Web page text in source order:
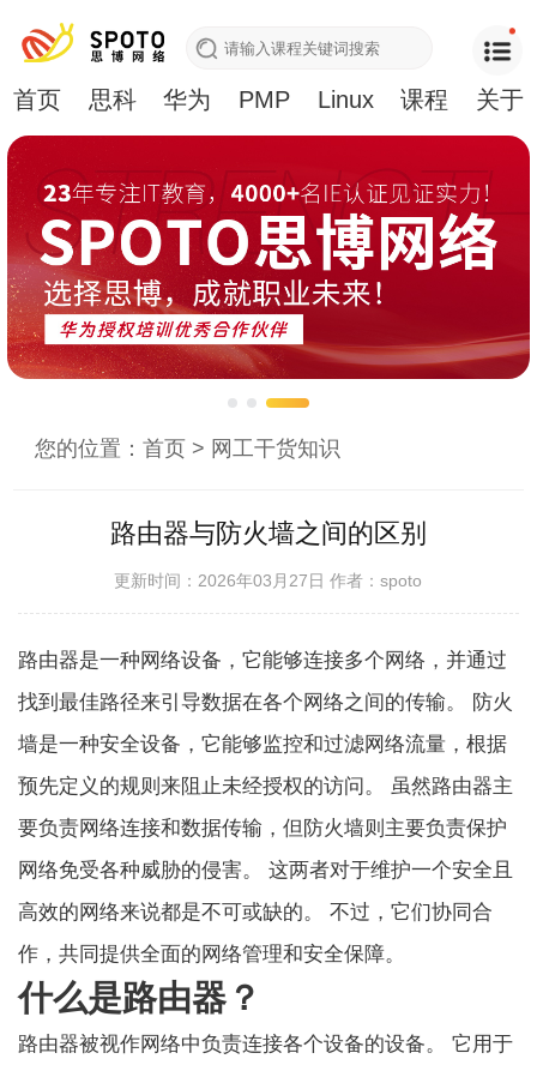
首页 思科 华为 PMP Linux 课程 关于
您的位置：首页 > 网工干货知识
路由器与防火墙之间的区别
更新时间：2026年03月27日作者：spoto
路由器是一种网络设备，它能够连接多个网络，并通过
找到最佳路径来引导数据在各个网络之间的传输。 防火
墙是一种安全设备，它能够监控和过滤网络流量，根据
预先定义的规则来阻止未经授权的访问。 虽然路由器主
要负责网络连接和数据传输，但防火墙则主要负责保护
网络免受各种威胁的侵害。 这两者对于维护一个安全且
高效的网络来说都是不可或缺的。 不过，它们协同合
作，共同提供全面的网络管理和安全保障。
什么是路由器？
路由器被视作网络中负责连接各个设备的设备。 它用于